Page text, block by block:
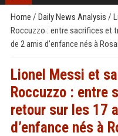
Home / Daily News Analysis /
Roccuzzo : entre sacrifices et
de 2 amis d’enfance nés à
Lionel Messi et
Roccuzzo : entre
retour sur les 17
d’enfance nés à